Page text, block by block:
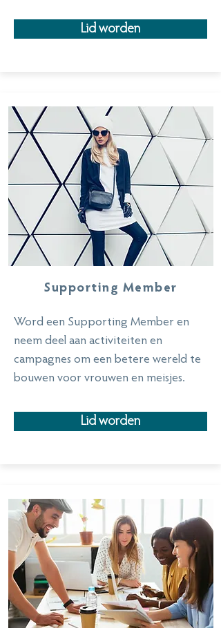
Lid worden
Supporting Member
Word een Supporting Member en
neem deel aan activiteiten en
campagnes om een betere wereld te
bouwen voor vrouwen en meisjes.
Lid worden